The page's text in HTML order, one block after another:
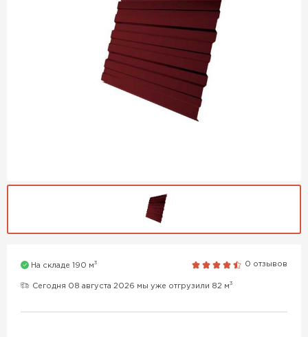
На складе 190 м3 0 отзывов
Сегодня 08 августа 2026 мы уже отгрузили 82 м3